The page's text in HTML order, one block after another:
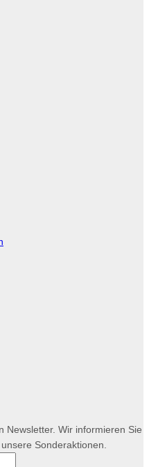
Newsletter. Wir informieren Sie
Sonderaktionen.